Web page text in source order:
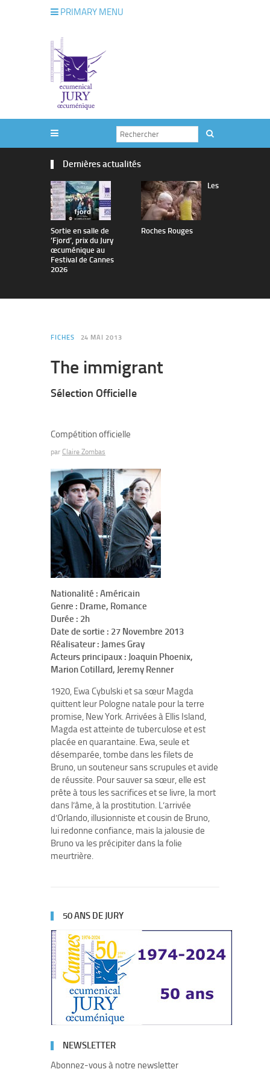
PRIMARY MENU
Dernières actualités
Sortie en salle de
’Fjord’, prix du Jury
œcuménique au
Festival de Cannes
2026
Les
Roches Rouges
FICHES 24 MAI 2013
The immigrant
Sélection Officielle
Compétition officielle
par Claire Zombas
Nationalité : Américain
Genre : Drame, Romance
Durée : 2h
Date de sortie : 27 Novembre 2013
Réalisateur : James Gray
Acteurs principaux : Joaquin Phoenix,
Marion Cotillard, Jeremy Renner
1920, Ewa Cybulski et sa sœur Magda
quittent leur Pologne natale pour la terre
promise, New York. Arrivées à Ellis Island,
Magda est atteinte de tuberculose et est
placée en quarantaine. Ewa, seule et
désemparée, tombe dans les filets de
Bruno, un souteneur sans scrupules et avide
de réussite. Pour sauver sa sœur, elle est
prête à tous les sacrifices et se livre, la mort
dans l’âme, à la prostitution. L’arrivée
d’Orlando, illusionniste et cousin de Bruno,
lui redonne confiance, mais la jalousie de
Bruno va les précipiter dans la folie
meurtrière.
50 ANS DE JURY
NEWSLETTER
Abonnez-vous à notre newsletter